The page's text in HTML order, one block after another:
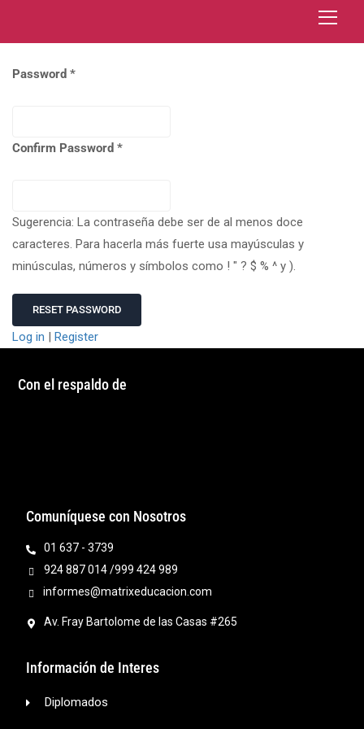
Password
Confirm Password
Sugerencia: La contraseña debe ser de al menos doce
caracteres. Para hacerla más fuerte usa mayúsculas y
minúsculas, números y símbolos como ! " ? $ % ^ y ).
Log in | Register
Con el respaldo de
Comuníquese con Nosotros
01 637 - 3739
924 887 014 /999 424 989
informes@matrixeducacion.com
Av. Fray Bartolome de las Casas #265
Información de Interes
Diplomados